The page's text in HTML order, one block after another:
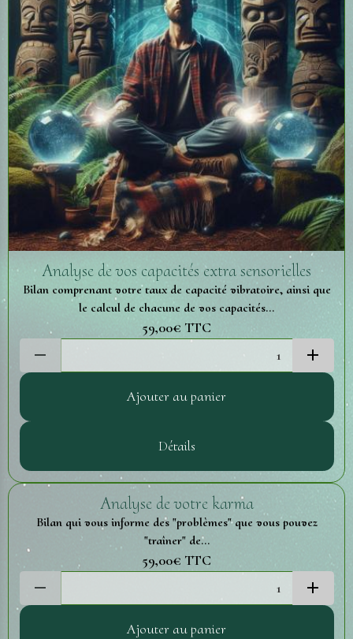
Analyse de vos capacités extra sensorielles
Bilan comprenant votre taux de capacité vibratoire, ainsi que
le calcul de chacune de vos capacités...
59,00€ TTC
Ajouter au panier
Détails
Analyse de votre karma
Bilan qui vous informe des "problèmes" que vous pouvez
"traîner" de...
59,00€ TTC
Ajouter au panier